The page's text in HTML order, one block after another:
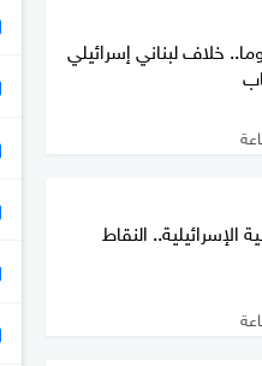
خلاف لبناني إسرائيلي
الإسرائيلية.. النقاط